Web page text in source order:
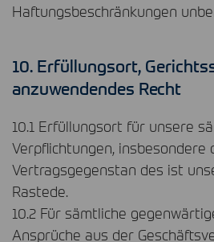
Haftungsbeschränkungen
10. Erfüllungsort,
anzuwendendes Recht
10.1 Erfüllungsort für unsere
Verpflichtungen, insbesondere
Vertragsgegenstan des ist
Rastede.
10.2 Für sämtliche
Ansprüche aus der